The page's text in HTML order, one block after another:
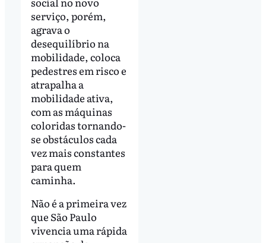
serviço, porém,
agrava o
desequilíbrio na
mobilidade, coloca
pedestres em risco e
atrapalha a
mobilidade ativa,
com as máquinas
coloridas tornando-
se obstáculos cada
vez mais constantes
para quem
caminha.
Não é a primeira vez
que São Paulo
vivencia uma rápida